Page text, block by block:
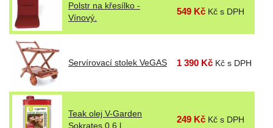
Polstr na křesílko -
Vínový.
549 Kč Kč s DPH
Servírovací stolek VeGAS 1 390 Kč Kč s DPH
Teak olej V-Garden
Sokrates 0,6 l
249 Kč Kč s DPH